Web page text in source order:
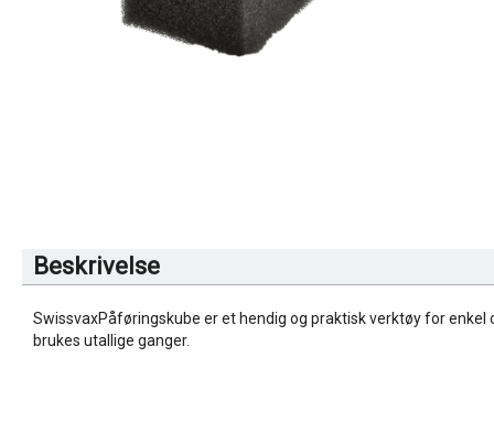
Beskrivelse
SwissvaxPåføringskube er et hendig og praktisk verktøy for
brukes utallige ganger.